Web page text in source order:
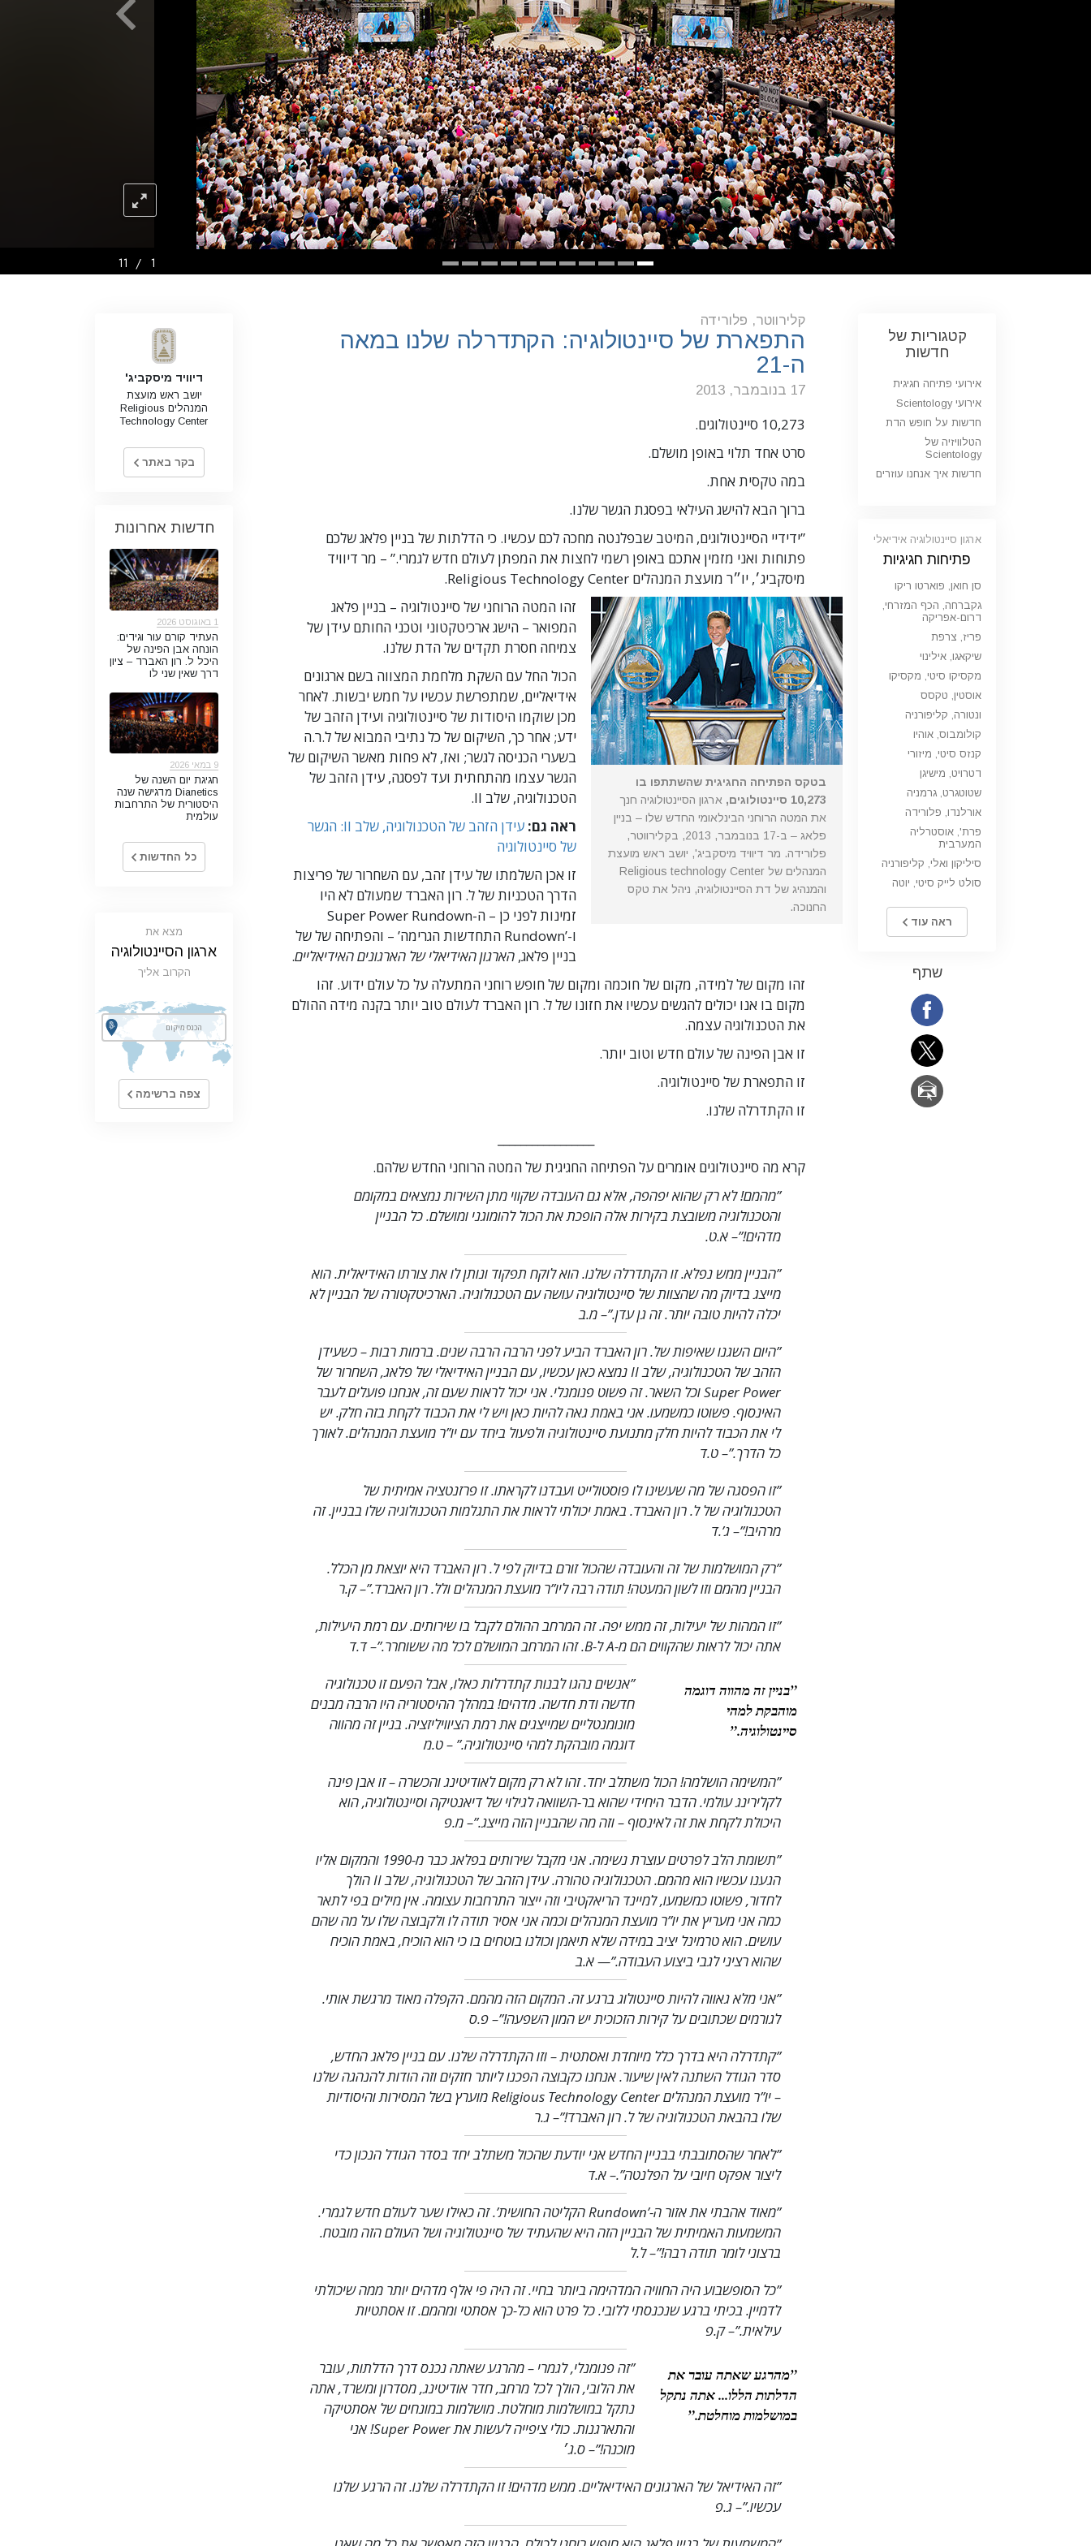
ילדים
כלים למקום העבודה
אתיקה ומצבי הפעולה
הגורם לדיכוי
חקירות
יסודות ההתארגנות
היסודות של יחסי ציבור
יעדים ושאיפות
1
/
11
קלירווטר, פלורידה
התפארת של סיינטולוגיה: הקתדרלה שלנו במאה
ה-21
17 בנובמבר, 2013
10,273 סיינטולוגים.
סרט אחד תלוי באופן מושלם.
במה טקסית אחת.
ברוך הבא להישג העילאי בפסגת הגשר שלנו.
”ידידיי הסיינטולוגים, המיטב שבפלנטה מחכה לכם עכשיו. כי הדלתות של בניין פלאג שלכם
פתוחות ואני מזמין אתכם באופן רשמי לחצות את המפתן לעולם חדש לגמרי.” – מר דיוויד
מיסקביג׳, יו״ר מועצת המנהלים Religious Technology Center.
בטקס הפתיחה החגיגית שהשתתפו בו
10,273 סיינטולוגים,
ארגון הסיינטולוגיה חנך
את המטה הרוחני הבינלאומי החדש שלו – בניין
פלאג – ב-17 בנובמבר, 2013, בקלירווטר,
פלורידה. מר דיוויד מיסקביג', יושב ראש מועצת
המנהלים של Religious technology Center
והמנהיג של דת הסיינטולוגיה, ניהל את טקס
החנוכה.
זהו המטה הרוחני של סיינטולוגיה – בניין פלאג
המפואר – הישג ארכיטקטוני וטכני החותם עידן של
צמיחה חסרת תקדים של הדת שלנו.
הכול החל עם השקת מלחמת המצווה בשם ארגונים
אידיאליים, שמתפרשת עכשיו על חמש יבשות. לאחר
מכן שוקמו היסודות של סיינטולוגיה ועידן הזהב של
ידע; אחר כך, השיקום של כל נתיבי המבוא של ל.ר.ה
בשערי הכניסה לגשר; ואז, לא פחות מאשר השיקום של
הגשר עצמו מהתחתית ועד לפסגה, עידן הזהב של
הטכנולוגיה, שלב II.
ראה גם:
עידן הזהב של הטכנולוגיה, שלב II: הגשר
של סיינטולוגיה
זו אכן השלמתו של עידן זהב, עם השחרור של פריצות
הדרך הטכניות של ל. רון האברד שמעולם לא היו
זמינות לפני כן – ה-Super Power Rundown
ו-’Rundown התחדשות הגרימה’ – והפתיחה של של
בניין פלאג, הארגון האידיאלי של הארגונים האידיאליים.
זהו מקום של למידה, מקום של חוכמה ומקום של חופש רוחני המתעלה על כל עולם ידוע. זהו
מקום בו אנו יכולים להגשים עכשיו את חזונו של ל. רון האברד לעולם טוב יותר בקנה מידה ההולם
את הטכנולוגיה עצמה.
זו אבן הפינה של עולם חדש וטוב יותר.
זו התפארת של סיינטולוגיה.
זו הקתדרלה שלנו.
קרא מה סיינטולוגים אומרים על הפתיחה החגיגית של המטה הרוחני החדש שלהם.
”מהמם! לא רק שהוא יפהפה, אלא גם העובדה שקווי מתן השירות נמצאים במקומם
והטכנולוגיה משובצת בקירות אלה הופכת את הכול להומוגני ומושלם. כל הבניין
מדהים!”– א.ט.
”הבניין ממש נפלא. זו הקתדרלה שלנו. הוא לוקח תפקוד ונותן לו את צורתו האידיאלית. הוא
מייצג בדיוק מה שהצוות של סיינטולוגיה עושה עם הטכנולוגיה. הארכיטקטורה של הבניין לא
יכלה להיות טובה יותר. זה גן עדן.”– מ.ב
”היום השגנו שאיפות של. רון האברד הביע לפני הרבה הרבה שנים. ברמות רבות – כשעידן
הזהב של הטכנולוגיה, שלב II נמצא כאן עכשיו, עם הבניין האידיאלי של פלאג, השחרור של
Super Power וכל השאר. זה פשוט פנומנלי. אני יכול לראות שעם זה, אנחנו פועלים לעבר
האינסוף. פשוטו כמשמעו. אני באמת גאה להיות כאן ויש לי את הכבוד לקחת בזה חלק. יש
לי את הכבוד להיות חלק מתנועת סיינטולוגיה ולפעול ביחד עם יו”ר מועצת המנהלים. לאורך
כל הדרך.”– ט.ד
”זו הפסגה של מה שעשינו לו פוסטולייט ועבדנו לקראתו. זו פרזנטציה אמיתית של
הטכנולוגיה של ל. רון האברד. באמת יכולתי לראות את התגלמות הטכנולוגיה שלו בבניין. זה
מרהיב!”– ג’.ד
”רק המושלמות של זה והעובדה שהכול זורם בדיוק לפי ל. רון האברד היא יוצאת מן הכלל.
הבניין מהמם וזו לשון המעטה! תודה רבה ליו”ר מועצת המנהלים ולל. רון האברד.”– ק.ר
”זו המהות של יעילות, זה ממש יפה. זה המרחב ההולם לקבל בו שירותים. עם רמת היעילות,
אתה יכול לראות שהקווים הם מ-A ל-B. זהו המרחב המושלם לכל מה ששוחרר.”
– ד.ד
”בניין זה מהווה דוגמה
מוהבקת למהי
סיינטולוגיה.”
”אנשים נהגו לבנות קתדרלות כאלו, אבל הפעם זו טכנולוגיה
חדשה ודת חדשה. מדהים! במהלך ההיסטוריה היו הרבה מבנים
מונומנטליים שמייצגים את רמת הציוויליזציה. בניין זה מהווה
דוגמה מובהקת למהי סיינטולוגיה.” – ט.מ
”המשימה הושלמה! הכול משתלב יחד. זהו לא רק מקום לאודיטינג והכשרה – זו אבן פינה
לקלירינג עולמי. הדבר היחידי שהוא בר-השוואה לגילוי של דיאנטיקה וסיינטולוגיה, הוא
היכולת לקחת את זה לאינסוף – וזה מה שהבניין הזה מייצג.”– מ.פ
”תשומת הלב לפרטים עוצרת נשימה. אני מקבל שירותים בפלאג כבר מ-1990 והמקום אליו
הגענו עכשיו הוא מהמם. הטכנולוגיה טהורה. עידן הזהב של הטכנולוגיה, שלב II הולך
לחדור, פשוטו כמשמעו, למיינד הריאקטיבי וזה ייצור התרחבות עצומה. אין מילים בפי לתאר
כמה אני מעריץ את יו”ר מועצת המנהלים וכמה אני אסיר תודה לו ולקבוצה שלו על מה שהם
עושים. הוא טרמינל יציב במידה שלא תיאמן וכולנו בוטחים בו כי הוא הוכיח, באמת הוכיח
שהוא רציני לגבי ביצוע העבודה.”— א.ב
”אני מלא גאווה להיות סיינטולוג ברגע זה. המקום הזה מהמם. הקפלה מאוד מרגשת אותי.
לגורמים שכתובים על קירות הזכוכית יש המון השפעה!”– פ.ס
”קתדרלה היא בדרך כלל מיוחדת ואסתטית – וזו הקתדרלה שלנו. עם בניין פלאג החדש,
סדר הגודל השתנה לאין שיעור. אנחנו כקבוצה הפכנו ליותר חזקים וזה הודות להנהגה שלנו
– יו”ר מועצת המנהלים Religious Technology Center מוערץ בשל המסירות והיסודיות
שלו בהבאת הטכנולוגיה של ל. רון האברד!”– ג.ר
”לאחר שהסתובבתי בבניין החדש אני יודעת שהכול משתלב יחד בסדר הגודל הנכון כדי
ליצור אפקט חיובי על הפלנטה”.– א.ד
”מאוד אהבתי את אזור ה-’Rundown הקליטה החושית’. זה כאילו שער לעולם חדש לגמרי.
המשמעות האמיתית של הבניין הזה היא שהעתיד של סיינטולוגיה ושל העולם הזה מובטח.
ברצוני לומר תודה רבה!”– ל.ל
”כל הסופשבוע היה החוויה המדהימה ביותר בחיי. זה היה פי אלף מדהים יותר ממה שיכולתי
לדמיין. בכיתי ברגע שנכנסתי ללובי. כל פרט הוא כל-כך אסתטי ומהמם. זו אסתטיות
עילאית.”– ק.פ
”מהרגע שאתה עובר את
הדלתות הללו... אתה נתקל
במושלמות מוחלטת.”
”זה פנומנלי, לגמרי – מהרגע שאתה נכנס דרך הדלתות, עובר
את הלובי, הולך לכל מרחב, חדר אודיטינג, מסדרון ומשרד, אתה
נתקל במושלמות מוחלטת. מושלמות במונחים של אסתטיקה
והתארגנות. כולי ציפייה לעשות את Super Power! אני
מוכנה!”– ס.ג׳
”זה האידיאל של הארגונים האידיאליים. ממש מדהים! זו הקתדרלה שלנו. זה הרגע שלנו
עכשיו.”– ג.פ
קטגוריות של
חדשות
אירועי פתיחה חגיגית
אירועי Scientology
חדשות על חופש הדת
הטלוויזיה של
Scientology
חדשות איך אנחנו עוזרים
ארגון סיינטולוגיה אידיאלי
פתיחות חגיגיות
סן חואן, פוארטו ריקו
גקברחה, הכף המזרחי,
דרום-אפריקה
פריז, צרפת
שיקאגו, אילינוי
מקסיקו סיטי, מקסיקו
אוסטין, טקסס
ונטורה, קליפורניה
קולומבוס, אוהיו
קנזס סיטי, מיזורי
דטרויט, מישיגן
שטוטגרט, גרמניה
אורלנדו, פלורידה
פרת', אוסטרליה
המערבית
סיליקון ואלי, קליפורניה
סולט לייק סיטי, יוטה
ראה עוד
שתף
דיוויד מיסקביג'
יושב ראש מועצת
המנהלים Religious
Technology Center
בקר באתר
חדשות אחרונות
1 באוגוסט 2026
העתיד קורם עור וגידים:
הונחה אבן הפינה של
היכל ל. רון האברד – ציון
דרך שאין שני לו
9 במאי 2026
חגיגת יום השנה של
Dianetics מדגישה שנה
היסטורית של התרחבות
עולמית
כל החדשות
מצא את
ארגון הסיינטולוגיה
הקרוב אליך
צפה ברשימה